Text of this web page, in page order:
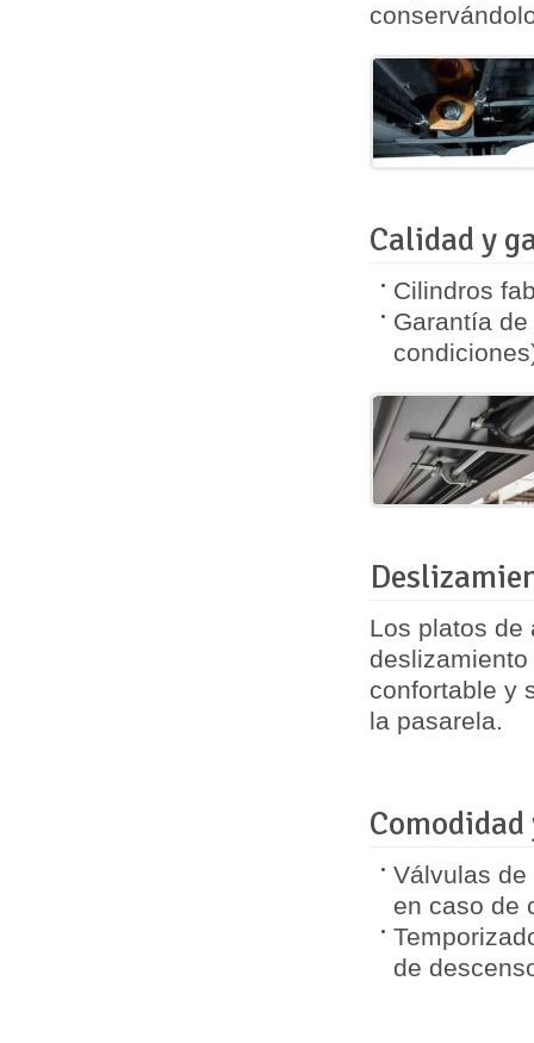
Calidad y
Cilindros
Garantía de
Los platos de
confortable y
la pasarela.
Válvulas
en caso de
de